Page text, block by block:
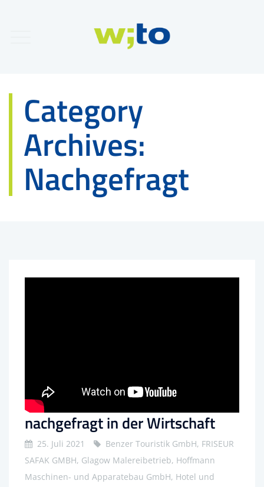
Category
Archives:
Nachgefragt
nachgefragt in der Wirtschaft
25. Juli 2021
Benzer Touristik GmbH, FRISEUR
SAFAK GMBH, Glagow Malereibetrieb, Hoffmann
Maschinen- und Apparatebau GmbH, Hotel und